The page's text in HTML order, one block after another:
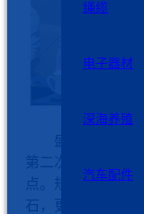
绳缆
电子器材
深海养殖
汽车配件
盛夏的如东
第二次工作会，
点。规范的制定
石，更是推动高